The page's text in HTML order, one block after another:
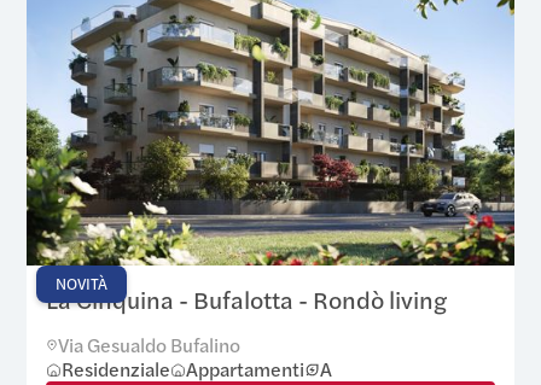
NOVITÀ
La Cinquina - Bufalotta - Rondò living
Via Gesualdo Bufalino
Residenziale
Appartamenti
A